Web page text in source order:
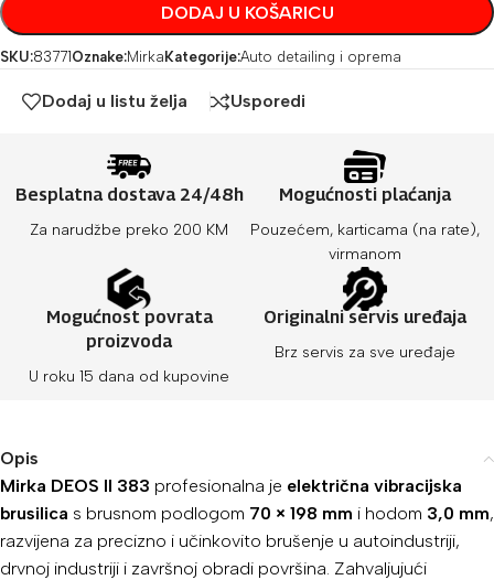
DODAJ U KOŠARICU
SKU:83771 Oznake:Mirka Kategorije:Auto detailing i oprema
Dodaj u listu želja Usporedi
Besplatna dostava 24/48h
Za narudžbe preko 200 KM
Mogućnosti plaćanja
Pouzećem, karticama (na rate),
virmanom
Mogućnost povrata
proizvoda
U roku 15 dana od kupovine
Originalni servis uređaja
Brz servis za sve uređaje
Opis
Mirka DEOS II 383 profesionalna je električna vibracijska
brusilica s brusnom podlogom 70 × 198 mm i hodom 3,0 mm,
razvijena za precizno i učinkovito brušenje u autoindustriji,
drvnoj industriji i završnoj obradi površina. Zahvaljujući